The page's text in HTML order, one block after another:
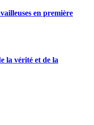
en première
la vérité et de la